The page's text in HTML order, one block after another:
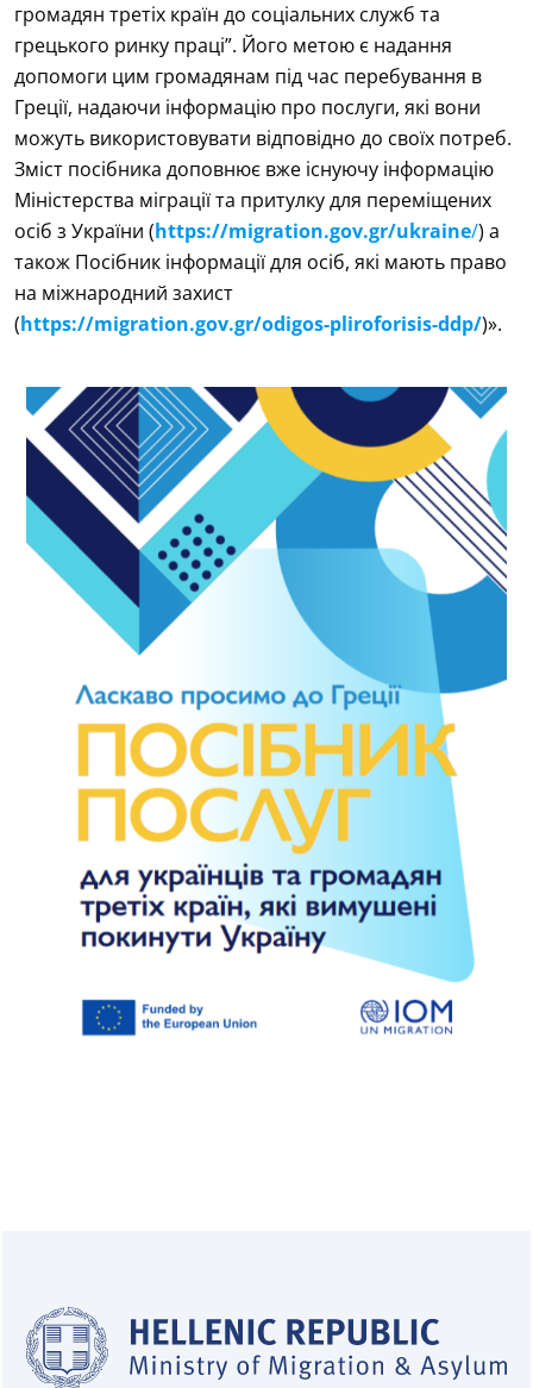
громадян третіх країн до соціальних служб та
грецького ринку праці”. Його метою є надання
допомоги цим громадянам під час перебування в
Греції, надаючи інформацію про послуги, які вони
можуть використовувати відповідно до своїх потреб.
Зміст посібника доповнює вже існуючу інформацію
Міністерства міграції та притулку для переміщених
осіб з України (https://migration.gov.gr/ukraine/) а
також Посібник інформації для осіб, які мають право
на міжнародний захист
(https://migration.gov.gr/odigos-pliroforisis-ddp/)».